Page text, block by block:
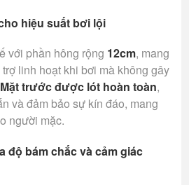
hiệu suất bơi lội
với phần hông rộng 12cm, mang
linh hoạt khi bơi mà không gây
Mặt trước được lót hoàn toàn,
và đảm bảo sự kín đáo, mang
người mặc.
độ bám chắc và cảm giác